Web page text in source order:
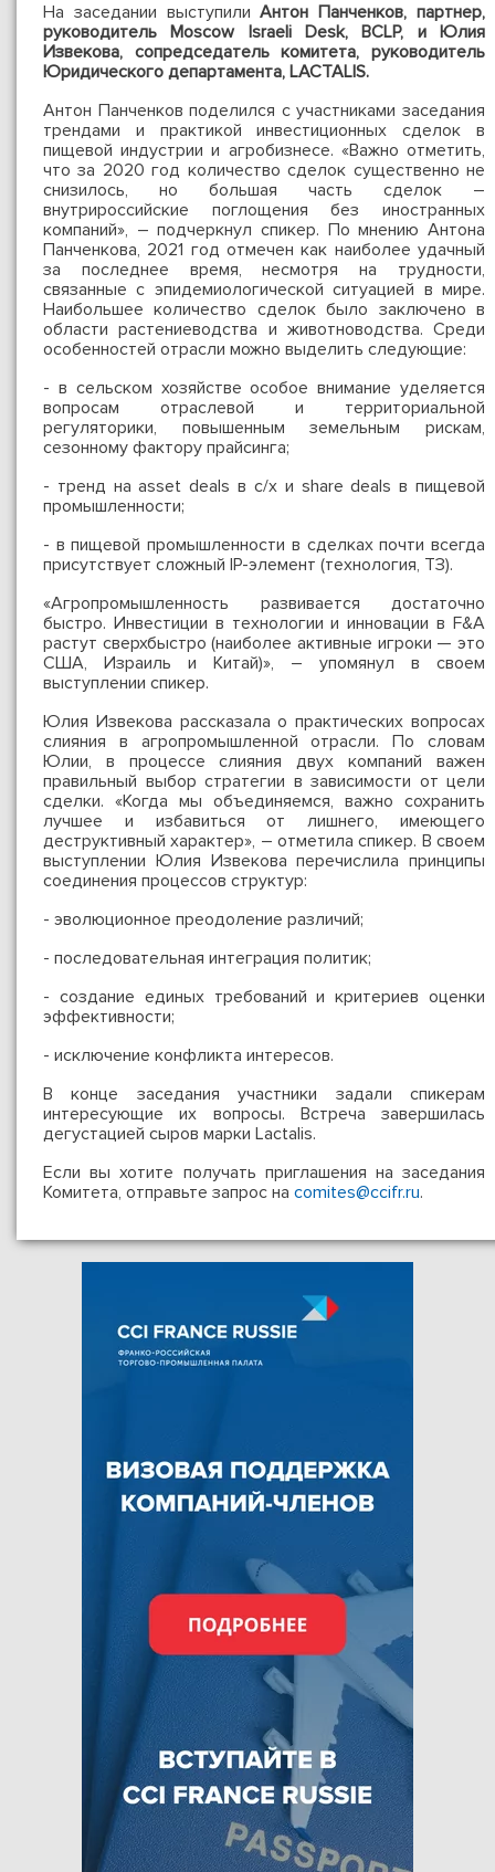
На заседании выступилиАнтон Панченков, партнер,
руководитель Moscow Israeli Desk, BCLP, и Юлия
Извекова, сопредседатель комитета, руководитель
Юридического департамента, LACTALIS.
Антон Панченков поделился с участниками заседания
трендами и практикой инвестиционных сделок в
пищевой индустрии и агробизнесе. «Важно отметить,
что за 2020 год количество сделок существенно не
снизилось, но большая часть сделок –
внутрироссийские поглощения без иностранных
компаний», – подчеркнул спикер. По мнению Антона
Панченкова, 2021 год отмечен как наиболее удачный
за последнее время, несмотря на трудности,
связанные с эпидемиологической ситуацией в мире.
Наибольшее количество сделок было заключено в
области растениеводства и животноводства. Среди
особенностей отрасли можно выделить следующие:
- в сельском хозяйстве особое внимание уделяется
вопросам отраслевой и территориальной
регуляторики, повышенным земельным рискам,
сезонному фактору прайсинга;
- тренд на asset deals в с/х и share deals в пищевой
промышленности;
- в пищевой промышленности в сделках почти всегда
присутствует сложный IP-элемент (технология, ТЗ).
«Агропромышленность развивается достаточно
быстро. Инвестиции в технологии и инновации в F&A
растут сверхбыстро (наиболее активные игроки — это
США, Израиль и Китай)», – упомянул в своем
выступлении спикер.
Юлия Извекова рассказала о практических вопросах
слияния в агропромышленной отрасли. По словам
Юлии, в процессе слияния двух компаний важен
правильный выбор стратегии в зависимости от цели
сделки. «Когда мы объединяемся, важно сохранить
лучшее и избавиться от лишнего, имеющего
деструктивный характер», – отметила спикер. В своем
выступлении Юлия Извекова перечислила принципы
соединения процессов структур:
- эволюционное преодоление различий;
- последовательная интеграция политик;
- создание единых требований и критериев оценки
эффективности;
- исключение конфликта интересов.
В конце заседания участники задали спикерам
интересующие их вопросы. Встреча завершилась
дегустацией сыров марки Lactalis.
Если вы хотите получать приглашения на заседания
Комитета, отправьте запрос на comites@ccifr.ru.